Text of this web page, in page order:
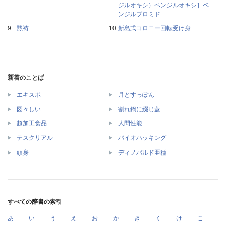
ジルオキシ）ベンジルオキシ］ベ
ンジルブロミド
黙祷
新島式コロニー回転受け身
新着のことば
エキスポ 月とすっぽん
図々しい 割れ鍋に綴じ蓋
超加工食品 人間性能
テスクリアル バイオハッキング
頭身 ディノバルド亜種
すべての辞書の索引
あ い う え お か き く け こ